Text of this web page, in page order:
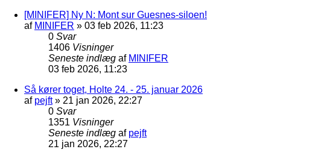
[MINIFER] Ny N: Mont sur Guesnes-siloen!
af MINIFER » 03 feb 2026, 11:23
0 Svar
1406 Visninger
Seneste indlæg af MINIFER
03 feb 2026, 11:23
Så kører toget, Holte 24. - 25. januar 2026
af pejft» 21 jan 2026, 22:27
0 Svar
1351 Visninger
Seneste indlæg af pejft
21 jan 2026, 22:27